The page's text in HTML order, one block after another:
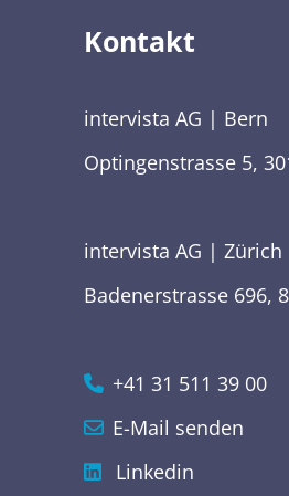
Kontakt
intervista AG | Bern
Optingenstrasse 5,
intervista AG | Zürich
Badenerstrasse 696,
+41 31 511 39 00
E-Mail senden
Linkedin